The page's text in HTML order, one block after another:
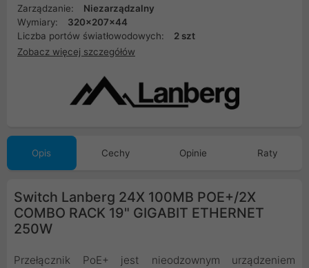
Zarządzanie:
Niezarządzalny
Wymiary:
320x207x44
Liczba portów światłowodowych:
2 szt
Zobacz więcej szczegółów
Opis Cechy Opinie Raty
Switch Lanberg 24X 100MB POE+/2X
COMBO RACK 19" GIGABIT ETHERNET
250W
Przełącznik PoE+ jest nieodzownym urządzeniem